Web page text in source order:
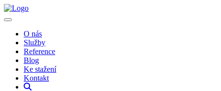
O nás
Služby
Reference
Blog
Ke stažení
Kontakt